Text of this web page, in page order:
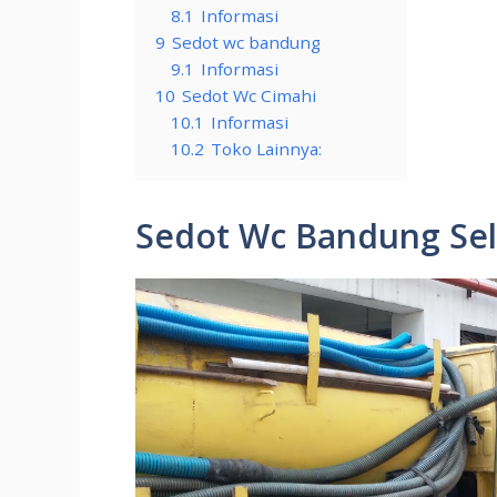
8.1 Informasi
9 Sedot wc bandung
9.1 Informasi
10 Sedot Wc Cimahi
10.1 Informasi
10.2 Toko Lainnya:
Sedot Wc Bandung